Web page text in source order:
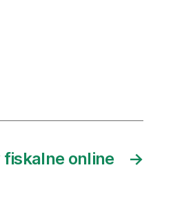
→
fiskalne online